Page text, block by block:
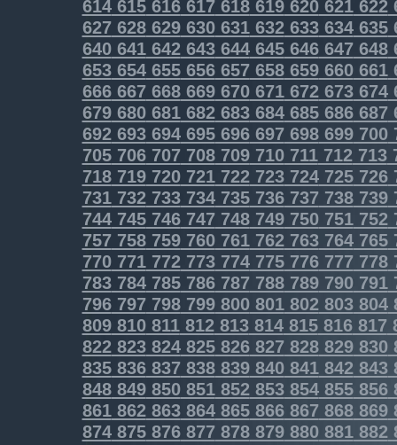
614615616617618619620621622
627628629630631632633634635
640641642643644645646647648
653654655656657658659660661
666667668669670671672673674
679680681682683684685686687
692693694695696697698699700
705706707708709710711712713
718719720721722723724725726
731732733734735736737 738739
744745746747748749750751752
757758759760761762763764765
770771772773774775776777 778
783784785786787788789790791
796797798799800801802803804
809810811812813814815816817
822823824825826827 828829830
835836837838839840841842843
848849850851852853854855856
861862863864865866867 868869
874875876877 878879880 881882